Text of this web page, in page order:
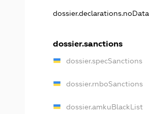
dossier.declarations.noData
dossier.sanctions
dossier.specSanctions
dossier.rnboSanctions
dossier.amkuBlackList